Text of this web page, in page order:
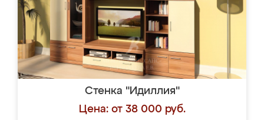
Стенка "Идиллия"
Цена: от 38 000 руб.